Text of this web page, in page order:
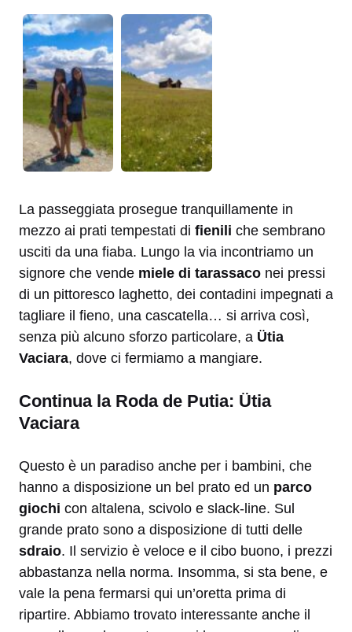
La passeggiata prosegue tranquillamente in
mezzo ai prati tempestati di fienili che sembrano
usciti da una fiaba. Lungo la via incontriamo un
signore che vende miele di tarassaco nei pressi
di un pittoresco laghetto, dei contadini impegnati a
tagliare il fieno, una cascatella… si arriva così,
senza più alcuno sforzo particolare, a Ütia
Vaciara, dove ci fermiamo a mangiare.
Continua la Roda de Putia: Ütia
Vaciara
Questo è un paradiso anche per i bambini, che
hanno a disposizione un bel prato ed un parco
giochi con altalena, scivolo e slack-line. Sul
grande prato sono a disposizione di tutti delle
sdraio. Il servizio è veloce e il cibo buono, i prezzi
abbastanza nella norma. Insomma, si sta bene, e
vale la pena fermarsi qui un’oretta prima di
ripartire. Abbiamo trovato interessante anche il